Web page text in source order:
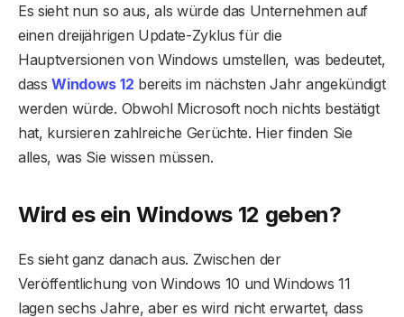
Es sieht nun so aus, als würde das Unternehmen auf
einen dreijährigen Update-Zyklus für die
Hauptversionen von Windows umstellen, was bedeutet,
dassWindows 12 bereits im nächsten Jahr angekündigt
werden würde. Obwohl Microsoft noch nichts bestätigt
hat, kursieren zahlreiche Gerüchte. Hier finden Sie
alles, was Sie wissen müssen.
Wird es ein Windows 12 geben?
Es sieht ganz danach aus. Zwischen der
Veröffentlichung von Windows 10 und Windows 11
lagen sechs Jahre, aber es wird nicht erwartet, dass